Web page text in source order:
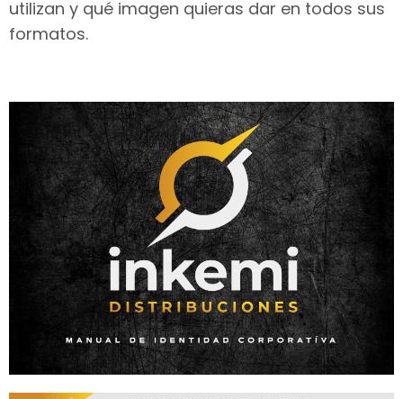
utilizan y qué imagen quieras dar en todos sus
formatos.